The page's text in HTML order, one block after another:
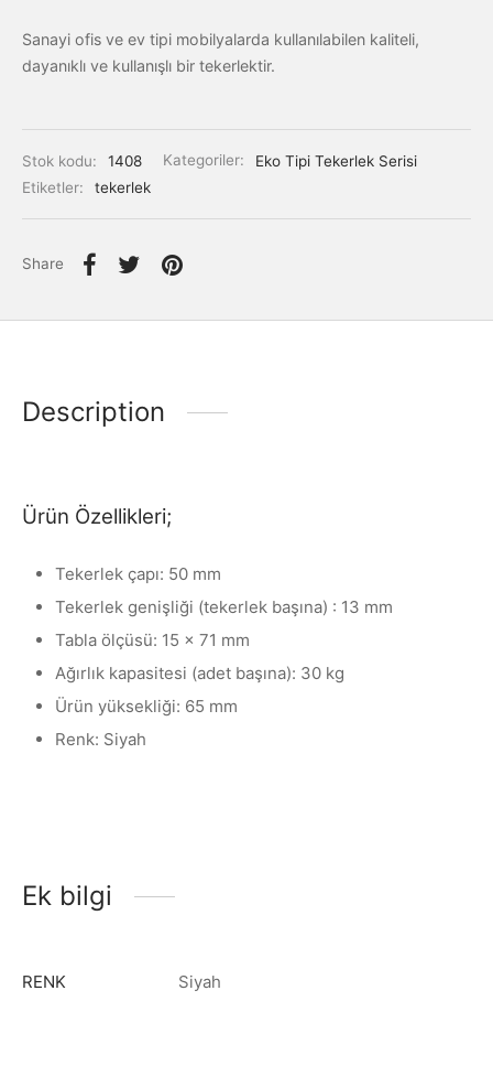
Sanayi ofis ve ev tipi mobilyalarda kullanılabilen kaliteli,
dayanıklı ve kullanışlı bir tekerlektir.
Stok kodu: 1408 Kategoriler:
Eko Tipi Tekerlek Serisi
Etiketler:
tekerlek
Share
Description
Ürün Özellikleri;
Tekerlek çapı: 50 mm
Tekerlek genişliği (tekerlek başına) : 13 mm
Tabla ölçüsü: 15 x 71 mm
Ağırlık kapasitesi (adet başına): 30 kg
Ürün yüksekliği: 65 mm
Renk: Siyah
Ek bilgi
RENK Siyah